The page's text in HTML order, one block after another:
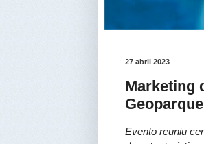
27 abril 2023
Marketing
Evento reuniu